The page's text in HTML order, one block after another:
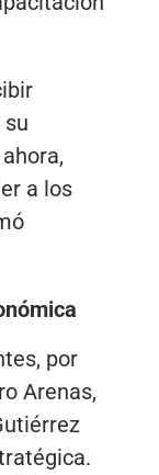
su
a los
por
Arenas,